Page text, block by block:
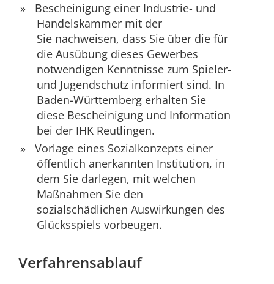
Bescheinigung einer Industrie- und
Handelskammer mit der
Sie nachweisen, dass Sie über die für
die Ausübung dieses Gewerbes
notwendigen Kenntnisse zum Spieler-
und Jugendschutz informiert sind. In
Baden-Württemberg erhalten Sie
diese Bescheinigung und Information
bei der IHK Reutlingen.
Vorlage eines Sozialkonzepts einer
öffentlich anerkannten Institution, in
dem Sie darlegen, mit welchen
Maßnahmen Sie den
sozialschädlichen Auswirkungen des
Glücksspiels vorbeugen.
Verfahrensablauf